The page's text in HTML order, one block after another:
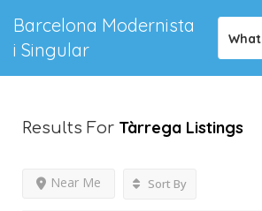
Barcelona Modernista
i Singular
What
Results For Tàrrega Listings
Near Me Sort By